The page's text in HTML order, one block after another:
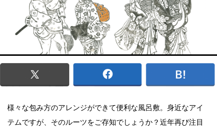
様々な包み方のアレンジができて便利な風呂敷。身近なアイ
テムですが、そのルーツをご存知でしょうか？近年再び注目